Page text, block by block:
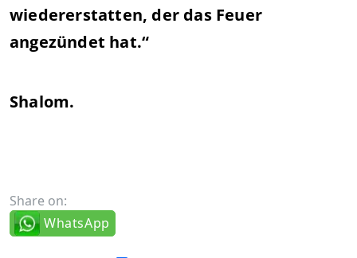
wiedererstatten, der das Feuer
angezündet hat.“
Shalom.
Share on:
WhatsApp